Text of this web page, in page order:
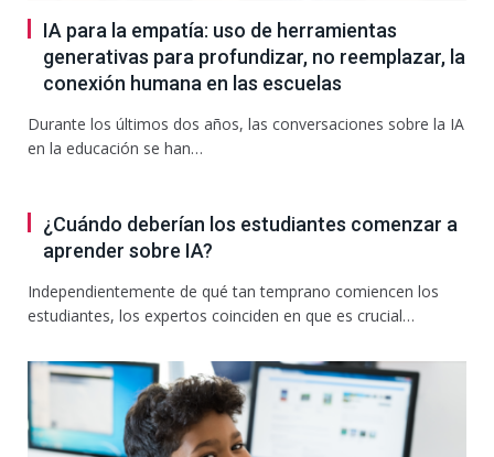
IA para la empatía: uso de herramientas
generativas para profundizar, no reemplazar, la
conexión humana en las escuelas
Durante los últimos dos años, las conversaciones sobre la IA
en la educación se han…
¿Cuándo deberían los estudiantes comenzar a
aprender sobre IA?
Independientemente de qué tan temprano comiencen los
estudiantes, los expertos coinciden en que es crucial…